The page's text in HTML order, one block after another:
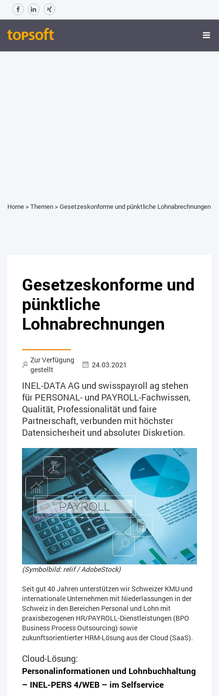
Home>Themen>Gesetzeskonforme und pünktliche Lohnabrechnungen
Gesetzeskonforme und
pünktliche
Lohnabrechnungen
Zur Verfügung
gestellt
24.03.2021
INEL-DATA AG und swisspayroll ag stehen
für PERSONAL- und PAYROLL-Fachwissen,
Qualität, Professionalität und faire
Partnerschaft, verbunden mit höchster
Datensicherheit und absoluter Diskretion.
(Symbolbild: relif / AdobeStock)
Seit gut 40 Jahren unterstützen wir Schweizer KMU und
internationale Unternehmen mit Niederlassungen in der
Schweiz in den Bereichen Personal und Lohn mit
praxisbezogenen HR/PAYROLL-Dienstleistungen (BPO
Business Process Outsourcing) sowie
zukunftsorientierter HRM-Lösung aus der Cloud (SaaS).
Cloud-Lösung:
Personalinformationen und Lohnbuchhaltung
– INEL-PERS 4/WEB – im Selfservice